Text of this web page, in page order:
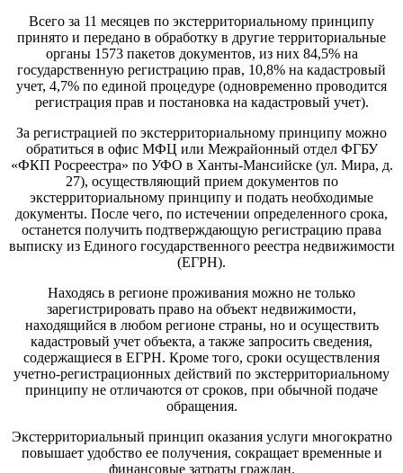
Всего за 11 месяцев по экстерриториальному принципу
принято и передано в обработку в другие территориальные
органы 1573 пакетов документов, из них 84,5% на
государственную регистрацию прав, 10,8% на кадастровый
учет, 4,7% по единой процедуре (одновременно проводится
регистрация прав и постановка на кадастровый учет).
За регистрацией по экстерриториальному принципу можно
обратиться в офис МФЦ или Межрайонный отдел ФГБУ
«ФКП Росреестра» по УФО в Ханты-Мансийске (ул. Мира, д.
27), осуществляющий прием документов по
экстерриториальному принципу и подать необходимые
документы. После чего, по истечении определенного срока,
останется получить подтверждающую регистрацию права
выписку из Единого государственного реестра недвижимости
(ЕГРН).
Находясь в регионе проживания можно не только
зарегистрировать право на объект недвижимости,
находящийся в любом регионе страны, но и осуществить
кадастровый учет объекта, а также запросить сведения,
содержащиеся в ЕГРН. Кроме того, сроки осуществления
учетно-регистрационных действий по экстерриториальному
принципу не отличаются от сроков, при обычной подаче
обращения.
Экстерриториальный принцип оказания услуги многократно
повышает удобство ее получения, сокращает временные и
финансовые затраты граждан.